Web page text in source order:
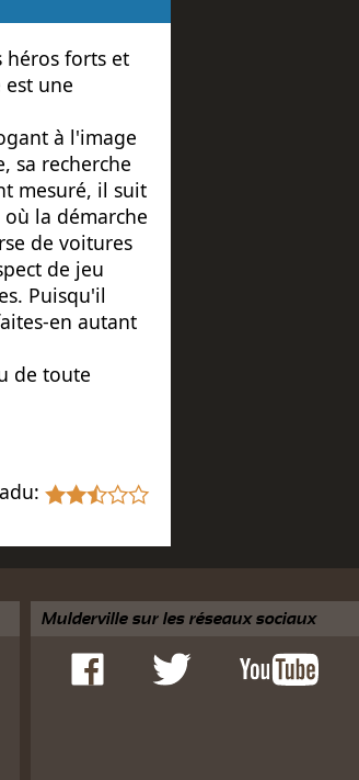
héros forts et
une
à l'image
sa recherche
mesuré, il suit
la démarche
de voitures
de jeu
Puisqu'il
en autant
de toute
Mulderville sur les réseaux sociaux